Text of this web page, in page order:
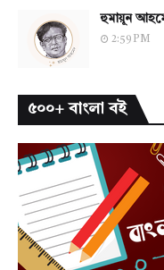
হুমায়ূন
2:59 PM
৫০০+ বাংলা বই